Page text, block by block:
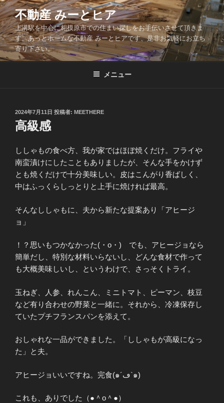
コ
ン
テ
ン
ツ
不動産 みーとヒア
上溝駅を中心に相模原市での住まい探しをお手伝いさせて頂きま
す。あっとホームな不動産 みーとヒアです、是非お気軽にお立ち
寄り下さい。
メニュー
投
稿
日:
2024年7月11日 投稿者: MEETHERE
高級感
ししゃもの食べ方、我が家ではほぼ焼くだけ。フライや
南蛮漬けにしたこともありましたが、そんな手をかけず
とも焼くだけで十分美味しい。皮はこんがり香ばしく、
中はふっくらしっとりと上手に焼ければ最高。
そんなししゃもに、夫から新たな提案あり「アヒージ
ョ」
！？思いもつかなかった(・o・) でも、アヒージョなら
簡単だし、特別な材料いらないし、どんな食材で作って
も大概美味しいし、というわけで、さっそくトライ。
玉ねぎ、人参、れんこん、ミニトマト、ピーマン、枝豆
など有り合わせの野菜と一緒に。それから、冷凍保存し
ていたプチフランスパンを添えて。
おしゃれな一品ができました。「ししゃもが高級になっ
た」と夫。
アヒージョいいですね。完食(๑´ڡ`๑)
これも、ありでした（●＾o＾●）